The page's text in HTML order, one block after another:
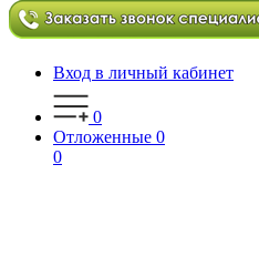
Вход в личный кабинет
0
Отложенные 0
0